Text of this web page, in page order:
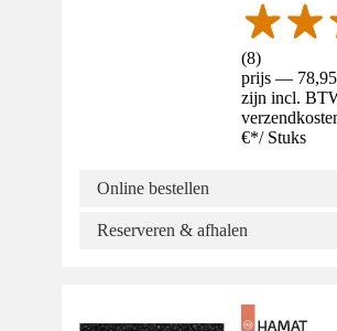
(8)
prijs —
zijn incl.
€*/ Stuks
Online bestellen
Reserveren & afhalen